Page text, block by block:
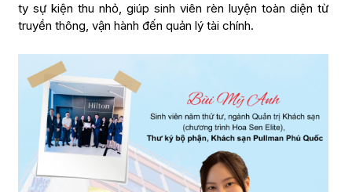
ty sự kiện thu nhỏ, giúp sinh viên rèn luyện toàn diện từ
truyền thông, vận hành đến quản lý tài chính.